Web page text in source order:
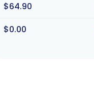
$64.90
$0.00